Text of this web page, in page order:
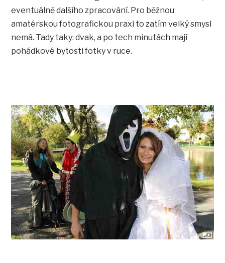
eventuálně dalšího zpracování. Pro běžnou
amatérskou fotografickou praxi to zatím velký smysl
nemá. Tady taky: dvak, a po tech minutách mají
pohádkové bytosti fotky v ruce.